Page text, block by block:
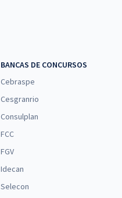
BANCAS DE CONCURSOS
Cebraspe
Cesgranrio
Consulplan
FCC
FGV
Idecan
Selecon